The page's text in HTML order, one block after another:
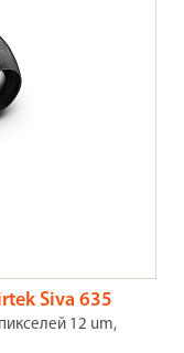
Siva 635
12 um,